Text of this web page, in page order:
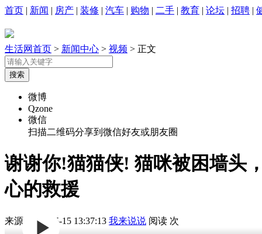
首页 | 新闻 | 房产 | 装修 | 汽车 | 购物 | 二手 | 教育 | 论坛 | 招聘 |
生活网首页 > 新闻中心 > 视频 > 正文
微博
Qzone
微信
扫描二维码分享到微信好友或朋友圈
谢谢你!猫猫侠! 猫咪被困墙头
心的救援
来源: 2026-05-15 13:37:13 我来说说 阅读 次